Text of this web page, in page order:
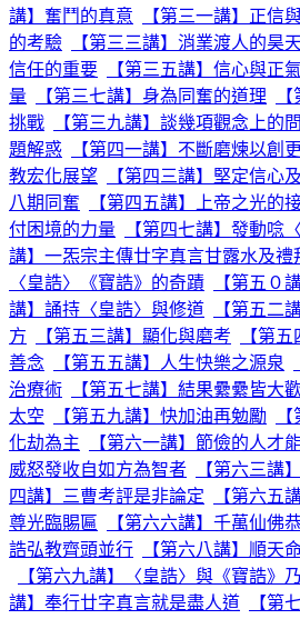
講】奮鬥的真意
【第三一講】正信
的考驗
【第三三講】消業渡人的昊
信任的重要
【第三五講】信心與正
量
【第三七講】身為同奮的道理
挑戰
【第三九講】談幾項觀念上的
題解惑
【第四一講】不斷磨煉以創
教宏化展望
【第四三講】堅定信心
八期同奮
【第四五講】上帝之光的
付困境的力量
【第四七講】發動唸
講】一炁宗主傳廿字真言甘露水及禮
〈皇誥〉《寶誥》的奇蹟
【第五０
講】誦持〈皇誥〉與修道
【第五二
方
【第五三講】顯化與磨考
【第
善念
【第五五講】人生快樂之源泉
治療術
【第五七講】結果纍纍皆大
太空
【第五九講】快加油再勉勵
化劫為主
【第六一講】節儉的人才
威怒發收自如方為智者
【第六三講
四講】三曹考評是非論定
【第六五
尊光臨賜匾
【第六六講】千萬仙佛
誥弘教齊頭並行
【第六八講】順天
【第六九講】〈皇誥〉與《寶誥》
講】奉行廿字真言就是盡人道
【第